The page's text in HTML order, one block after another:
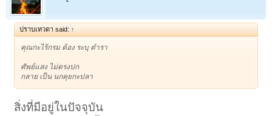
ปราบเทวดา said: ↑
คุณกะไร้กรม ต้อง ระบุ ตำรา
ศัพย์แสง ไม่ตรงปก
กลาย เป็น นกคุยกะปลา
สิ่งที่มีอยู่ในปัจจุบัน